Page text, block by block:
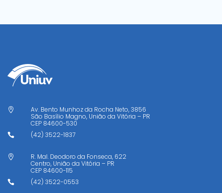

Av. Bento Munhoz da Rocha Neto, 3856
São Basílio Magno, União da Vitória – PR
CEP 84600-530
 (42) 3522-1837

R. Mal. Deodoro da Fonseca, 622
Centro, União da Vitória – PR
CEP 84600-115
 (42) 3522-0553